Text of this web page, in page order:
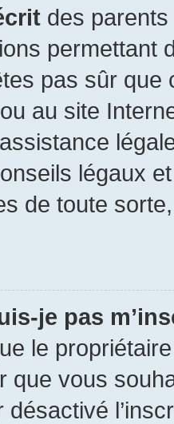
des parents
permettant
pas sûr
au site
légaux
de toute
je pas
le
que vous
désactivé